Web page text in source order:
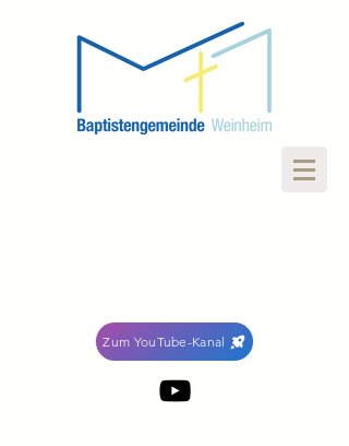
Zum YouTube-Kanal